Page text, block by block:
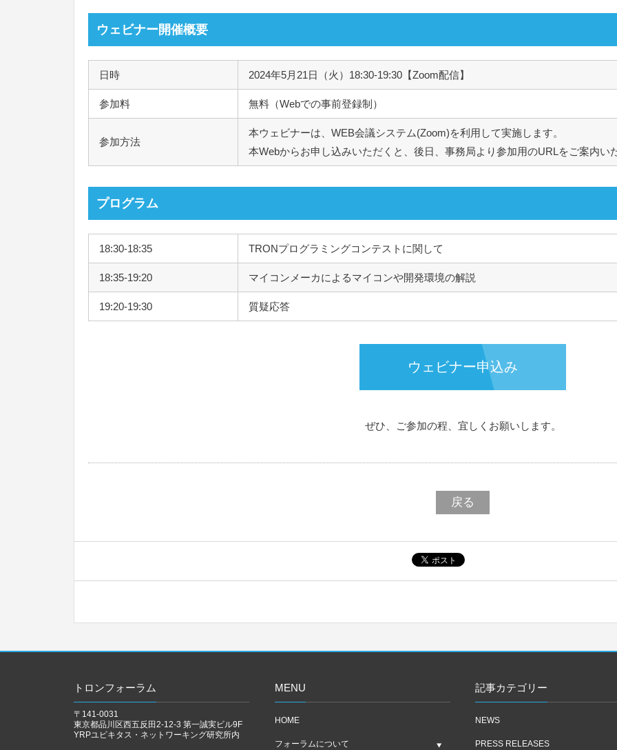
ウェビナー開催概要
日時 2024年5月21日（火）18:30-19:30【Zoom配信】
参加料 無料（Webでの事前登録制）
参加方法
本ウェビナーは、WEB会議システム(Zoom)を利用して実施します。
本Webからお申し込みいただくと、後日、事務局より参加用のURLをご案内い
プログラム
18:30-18:35 TRONプログラミングコンテストに関して
18:35-19:20 マイコンメーカによるマイコンや開発環境の解説
19:20-19:30 質疑応答
ウェビナー申込み
ぜひ、ご参加の程、宜しくお願いします。
戻る
トロンフォーラム
〒141-0031
東京都品川区西五反田2-12-3 第一誠実ビル9F
YRPユビキタス・ネットワーキング研究所内
MENU
HOME
フォーラムについて
記事カテゴリー
NEWS
PRESS RELEASES